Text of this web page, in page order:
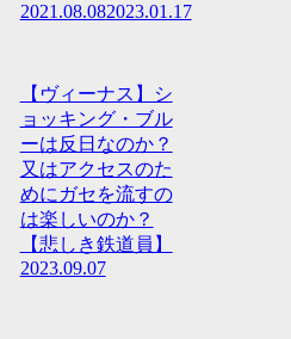
2021.08.082023.01.17
【ヴィーナス】シ
ョッキング・ブル
ーは反日なのか？
又はアクセスのた
めにガセを流すの
は楽しいのか？
【悲しき鉄道員】
2023.09.07